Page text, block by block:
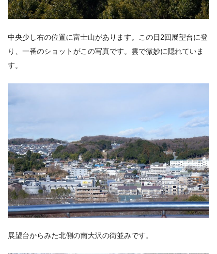
中央少し右の位置に富士山があります。この日2回展望台に登
り、一番のショットがこの写真です。雲で微妙に隠れていま
す。
展望台からみた北側の南大沢の街並みです。